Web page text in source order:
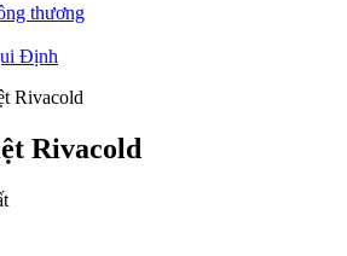
thương
Định
Rivacold
Rivacold